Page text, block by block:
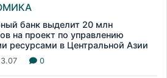
банк выделит 20 млн
на проект по управлению
ресурсами в Центральной Азии
0